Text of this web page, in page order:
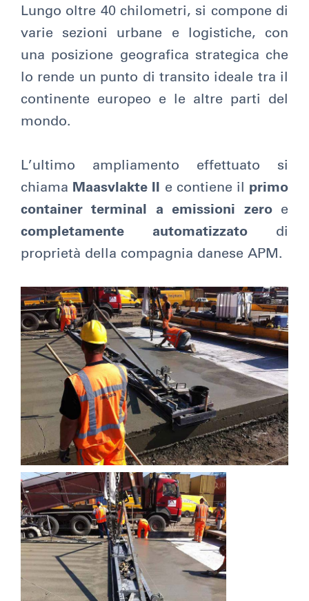
Lungo oltre 40 chilometri, si compone di
varie sezioni urbane e logistiche, con
una posizione geografica strategica che
lo rende un punto di transito ideale tra il
continente europeo e le altre parti del
mondo.
L’ultimo ampliamento effettuato si
chiama Maasvlakte II e contiene il primo
container terminal a emissioni zeroe
completamente automatizzato di
proprietà della compagnia danese APM.